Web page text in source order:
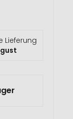
Lieferung